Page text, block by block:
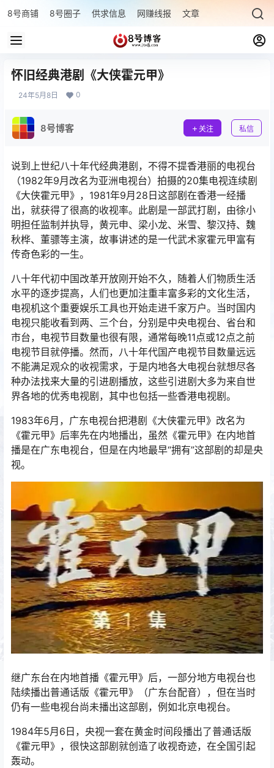
8号商铺 8号圈子 供求信息 网赚线报 文章专题 最新文章
怀旧经典港剧《大侠霍元甲》
24年5月8日 0
8号博客 关注 私信
说到上世纪八十年代经典港剧，不得不提香港丽的电视台
（1982年9月改名为亚洲电视台）拍摄的20集电视连续剧
《大侠霍元甲》，1981年9月28日这部剧在香港一经播
出，就获得了很高的收视率。此剧是一部武打剧，由徐小
明担任监制并执导，黄元申、梁小龙、米雪、黎汉持、魏
秋桦、董骠等主演，故事讲述的是一代武术家霍元甲富有
传奇色彩的一生。
八十年代初中国改革开放刚开始不久，随着人们物质生活
水平的逐步提高，人们也更加注重丰富多彩的文化生活，
电视机这个重要娱乐工具也开始走进千家万户。当时国内
电视只能收看到两、三个台，分别是中央电视台、省台和
市台，电视节目数量也很有限，通常每晚11点或12点之前
电视节目就停播。然而，八十年代国产电视节目数量远远
不能满足观众的收视需求，于是内地各大电视台就想尽各
种办法找来大量的引进剧播放，这些引进剧大多为来自世
界各地的优秀电视剧，其中也包括一些香港电视剧。
1983年6月，广东电视台把港剧《大侠霍元甲》改名为
《霍元甲》后率先在内地播出，虽然《霍元甲》在内地首
播是在广东电视台，但是在内地最早“拥有”这部剧的却是央
视。
继广东台在内地首播《霍元甲》后，一部分地方电视台也
陆续播出普通话版《霍元甲》（广东台配音），但在当时
仍有一些电视台尚未播出这部剧，例如北京电视台。
1984年5月6日，央视一套在黄金时间段播出了普通话版
《霍元甲》，很快这部剧就创造了收视奇迹，在全国引起
轰动。